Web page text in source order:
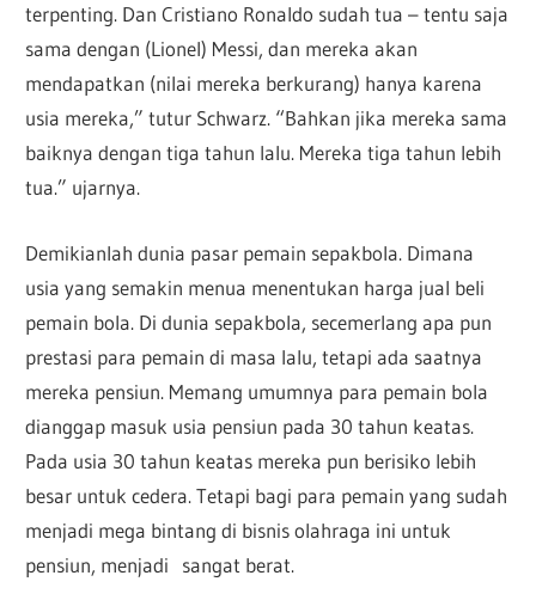
terpenting. Dan Cristiano Ronaldo sudah tua – tentu saja
sama dengan (Lionel) Messi, dan mereka akan
mendapatkan (nilai mereka berkurang) hanya karena
usia mereka,” tutur Schwarz. “Bahkan jika mereka sama
baiknya dengan tiga tahun lalu. Mereka tiga tahun lebih
tua.” ujarnya.
Demikianlah dunia pasar pemain sepakbola. Dimana
usia yang semakin menua menentukan harga jual beli
pemain bola. Di dunia sepakbola, secemerlang apa pun
prestasi para pemain di masa lalu, tetapi ada saatnya
mereka pensiun. Memang umumnya para pemain bola
dianggap masuk usia pensiun pada 30 tahun keatas.
Pada usia 30 tahun keatas mereka pun berisiko lebih
besar untuk cedera. Tetapi bagi para pemain yang sudah
menjadi mega bintang di bisnis olahraga ini untuk
pensiun, menjadi sangat berat.